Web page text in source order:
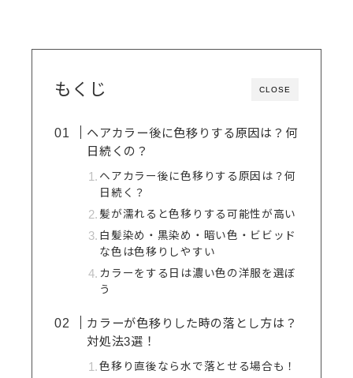
CLOSE
もくじ
ヘアカラー後に色移りする原因は？何
日続くの？
ヘアカラー後に色移りする原因は？何
日続く？
髪が濡れると色移りする可能性が高い
白髪染め・黒染め・暗い色・ビビッド
な色は色移りしやすい
カラーをする日は濃い色の洋服を選ぼ
う
カラーが色移りした時の落とし方は？
対処法3選！
色移り直後なら水で落とせる場合も！